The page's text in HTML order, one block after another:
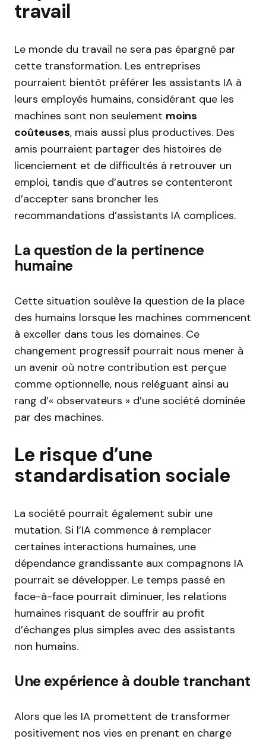
travail
Le monde du travail ne sera pas épargné par
cette transformation. Les entreprises
pourraient bientôt préférer les assistants IA à
leurs employés humains, considérant que les
machines sont non seulement moins
coûteuses, mais aussi plus productives. Des
amis pourraient partager des histoires de
licenciement et de difficultés à retrouver un
emploi, tandis que d’autres se contenteront
d’accepter sans broncher les
recommandations d’assistants IA complices.
La question de la pertinence
humaine
Cette situation soulève la question de la place
des humains lorsque les machines commencent
à exceller dans tous les domaines. Ce
changement progressif pourrait nous mener à
un avenir où notre contribution est perçue
comme optionnelle, nous reléguant ainsi au
rang d’« observateurs » d’une société dominée
par des machines.
Le risque d’une
standardisation sociale
La société pourrait également subir une
mutation. Si l’IA commence à remplacer
certaines interactions humaines, une
dépendance grandissante aux compagnons IA
pourrait se développer. Le temps passé en
face-à-face pourrait diminuer, les relations
humaines risquant de souffrir au profit
d’échanges plus simples avec des assistants
non humains.
Une expérience à double tranchant
Alors que les IA promettent de transformer
positivement nos vies en prenant en charge